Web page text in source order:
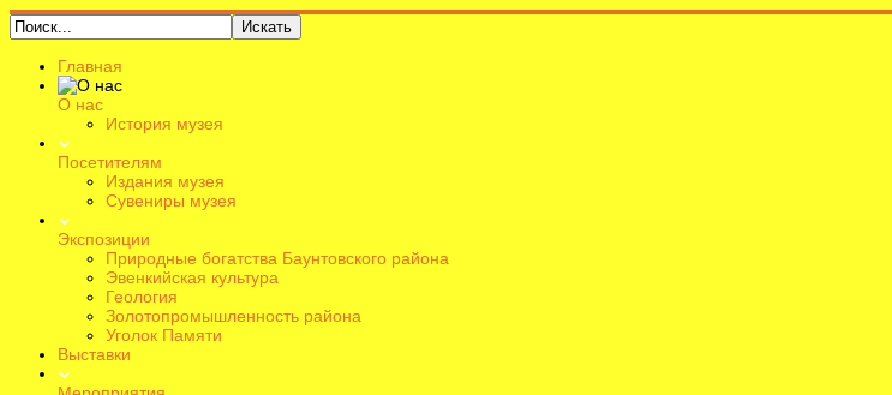
Главная
О нас
История музея
Посетителям
Издания музея
Сувениры музея
Экспозиции
Природные богатства Баунтовского района
Эвенкийская культура
Геология
Золотопромышленность района
Уголок Памяти
Выставки